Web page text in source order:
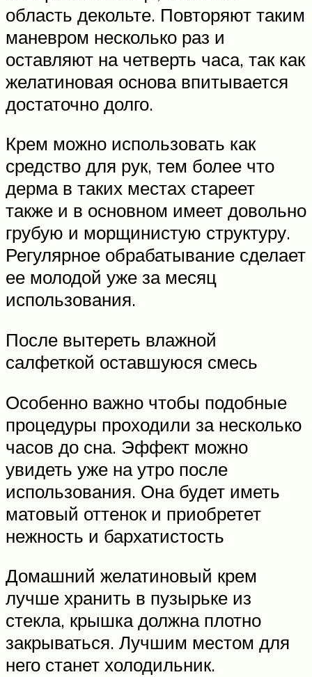
область декольте. Повторяют таким
маневром несколько раз и
оставляют на четверть часа, так как
желатиновая основа впитывается
достаточно долго.
Крем можно использовать как
средство для рук, тем более что
дерма в таких местах стареет
также и в основном имеет довольно
грубую и морщинистую структуру.
Регулярное обрабатывание сделает
ее молодой уже за месяц
использования.
После вытереть влажной
салфеткой оставшуюся смесь
Особенно важно чтобы подобные
процедуры проходили за несколько
часов до сна. Эффект можно
увидеть уже на утро после
использования. Она будет иметь
матовый оттенок и приобретет
нежность и бархатистость
Домашний желатиновый крем
лучше хранить в пузырьке из
стекла, крышка должна плотно
закрываться. Лучшим местом для
него станет холодильник.